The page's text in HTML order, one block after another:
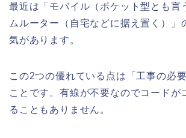
最近は「モバイル（ポケット型とも言
ムルーター（自宅などに据え置く）」
気があります。
この2つの優れている点は「工事の必
ことです。有線が不要なのでコードが
ることもありません。